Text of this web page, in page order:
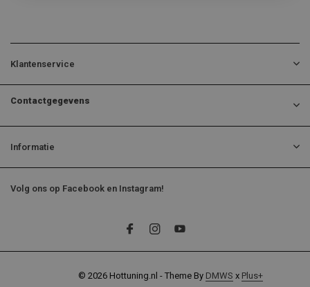
Klantenservice
Contactgegevens
Informatie
Volg ons op Facebook en Instagram!
© 2026 Hottuning.nl - Theme By DMWS x Plus+